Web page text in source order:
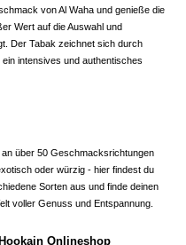
von Al Waha und genieße die
Wert auf die Auswahl und
Der Tabak zeichnet sich durch
intensives und authentisches
über 50 Geschmacksrichtungen
oder würzig - hier findest du
Sorten aus und finde deinen
voller Genuss und Entspannung.
Onlineshop